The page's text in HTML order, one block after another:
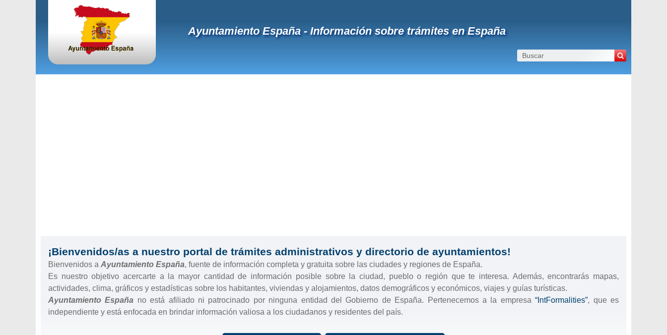
Ayuntamiento España - Información sobre trámites en España
¡Bienvenidos/as a nuestro portal de trámites administrativos y directorio de ayuntamientos!
Bienvenidos a Ayuntamiento España, fuente de información completa y gratuita sobre las ciudades y regiones de España.
Es nuestro objetivo acercarte a la mayor cantidad de información posible sobre la ciudad, pueblo o región que te interesa. Además, encontrarás mapas,
actividades, clima, gráficos y estadísticas sobre los habitantes, viviendas y alojamientos, datos demográficos y económicos, viajes y guías turísticas.
Ayuntamiento España no está afiliado ni patrocinado por ninguna entidad del Gobierno de España. Pertenecemos a la empresa“IntFormalities”, que es
independiente y está enfocada en brindar información valiosa a los ciudadanos y residentes del país.